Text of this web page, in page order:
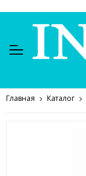
Главная Каталог